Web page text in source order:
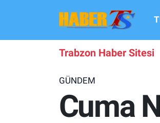
Trabzon Haber Sitesi
GÜNDEM
Cuma
TRABZONSPOR
TRANSFER HABERLERI
Hava Durumu
Tüm Manşetler